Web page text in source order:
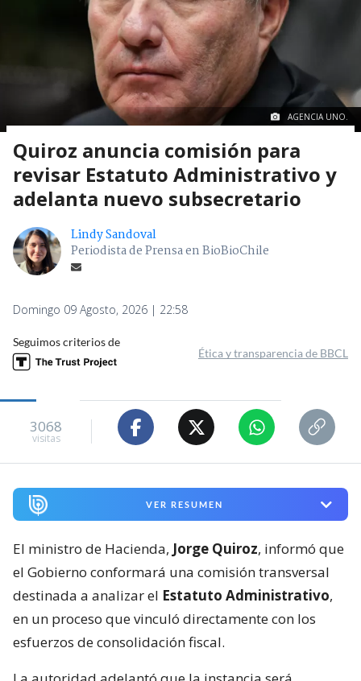
AGENCIA UNO.
Quiroz anuncia comisión para
revisar Estatuto Administrativo y
adelanta nuevo subsecretario
Lindy Sandoval
Periodista de Prensa en BioBioChile
Domingo 09 Agosto, 2026 | 22:58
Seguimos criterios de
Ética y transparencia de BBCL
3068
visitas
VER RESUMEN
El ministro de Hacienda, Jorge Quiroz, informó que
el Gobierno conformará una comisión transversal
destinada a analizar el Estatuto Administrativo,
en un proceso que vinculó directamente con los
esfuerzos de consolidación fiscal.